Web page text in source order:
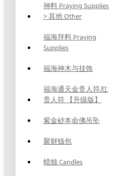
神料 Praying Supplies
> 其他 Other
福海拜料 Praying
Supplies
福海神木与挂饰
福海通天金贵人符.红
贵人符 【升级版】
紫金砂本命佛吊坠
聚财钱包
蜡烛 Candles